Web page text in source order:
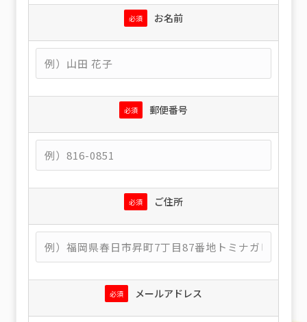
必須 お名前
必須 郵便番号
必須 ご住所
必須 メールアドレス